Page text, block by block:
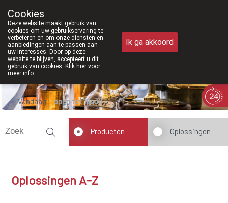
011/610300
Vandaag open tot 18u30
Oplossingen A-Z
Producten Oplossingen
Cookies
Deze website maakt gebruik van
cookies om uw gebruikservaring te
verbeteren en om onze diensten en
aanbiedingen aan te passen aan
uw interesses. Door op deze
website te blijven, accepteert u dit
gebruik van cookies. Klik hier voor
meer info.
Ik ga akkoord